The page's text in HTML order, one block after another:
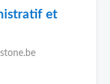
et